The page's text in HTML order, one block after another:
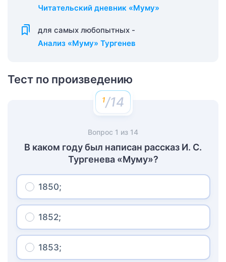
Читательский дневник «Муму»
для самых любопытных -
Анализ «Муму» Тургенев
Тест по произведению
/14
Вопрос 1 из 14
В каком году был написан рассказ И. С.
Тургенева «Муму»?
1850;
1852;
1853;